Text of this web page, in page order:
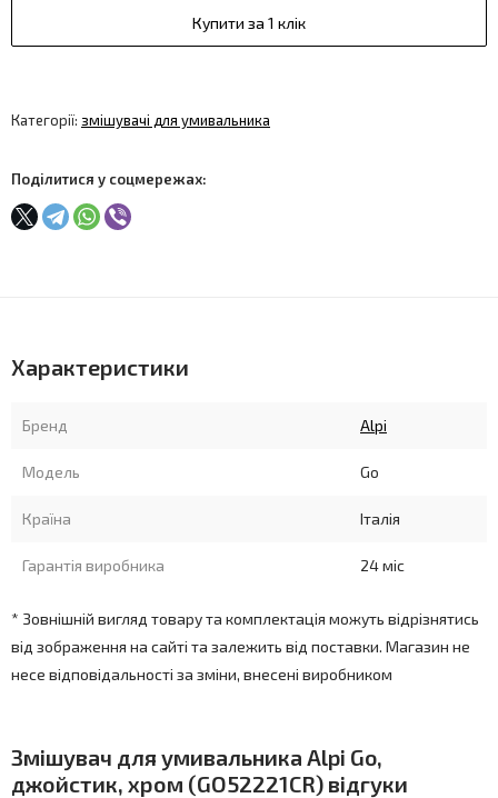
Купити за 1 клік
Категорії: змішувачі для умивальника
Поділитися у соцмережах:
Характеристики
Бренд Alpi
Модель Go
Країна Італія
Гарантія виробника 24 міс
* Зовнішній вигляд товару та комплектація можуть відрізнятись
від зображення на сайті та залежить від поставки. Магазин не
несе відповідальності за зміни, внесені виробником
Змішувач для умивальника Alpi Go,
джойстик, хром (GO52221CR) відгуки